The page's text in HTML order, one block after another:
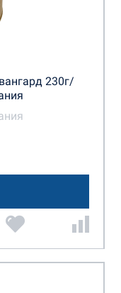
230г/